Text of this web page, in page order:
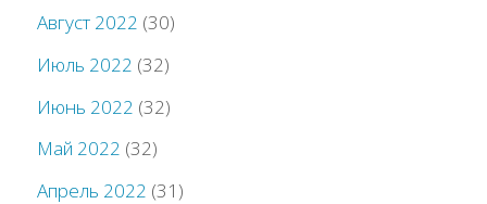
Август 2022 (30)
Июль 2022 (32)
Июнь 2022 (32)
Май 2022 (32)
Апрель 2022 (31)